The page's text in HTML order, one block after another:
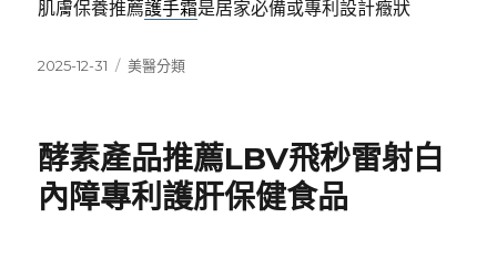
肌膚保養推薦護手霜是居家必備或專利設計癥狀
發
2025-12-31
分
美醫分類
酵素產品推薦LBV飛秒雷射白
內障專利護肝保健食品